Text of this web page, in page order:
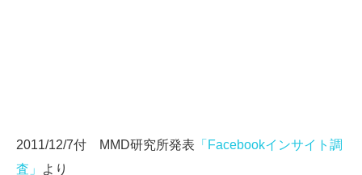
2011/12/7付 MMD研究所発表 「Facebookインサイト調
査」
より